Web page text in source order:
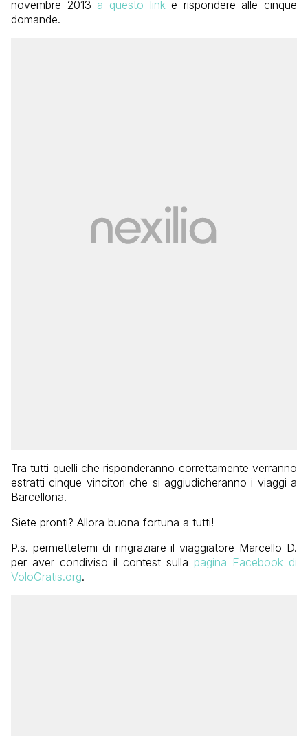
novembre 2013 a questo linke rispondere alle cinque
domande.
Tra tutti quelli che risponderanno correttamente verranno
estratti cinque vincitori che si aggiudicheranno i viaggi a
Barcellona.
Siete pronti? Allora buona fortuna a tutti!
P.s. permettetemi di ringraziare il viaggiatore Marcello D.
per aver condiviso il contest sulla pagina Facebook di
VoloGratis.org.